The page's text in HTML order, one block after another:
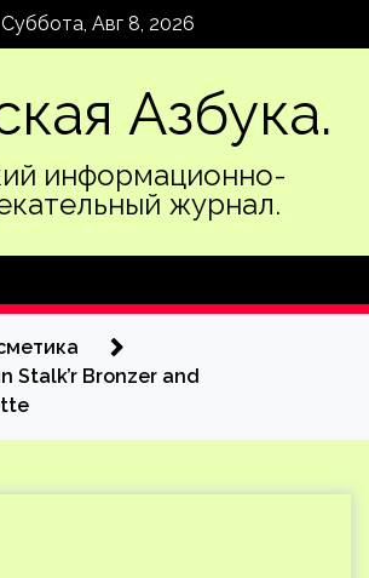
Суббота, Авг 8, 2026
Азбука.
информационно-
журнал.
Stalk’r Bronzer and